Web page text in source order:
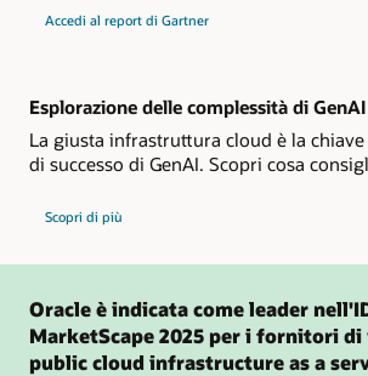
Accedi al report di Gartner
per
Strategic
Cloud
Platform
Services
Esplorazione delle complessità di GenAI
La giusta infrastruttura cloud è la
di successo di GenAI. Scopri cosa
Scopri di più
insight
sulla
GenAI
nel
cloud
Oracle è indicata come leader
MarketScape 2025 per i fornitori
public cloud infrastructure as a